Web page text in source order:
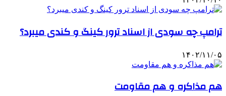
ترامپ چه سودی از اسناد ترور کینگ و کندی میبرد؟
۱۴۰۲/۱۱/۰۵
هم مذاکره و هم مقاومت